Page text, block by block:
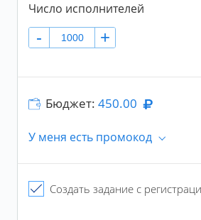
Число исполнителей в сутки будет
пределах 20% от числа, указанного
Число исполнителей
- +
Бюджет: 450.00
У меня есть промокод
Промокод
Создать задание с